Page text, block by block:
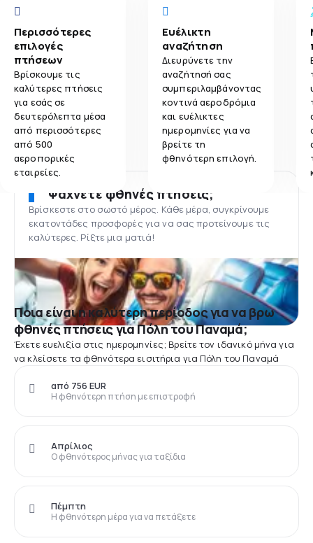
Περισσότερες
επιλογές
πτήσεων
Βρίσκουμε τις
καλύτερες πτήσεις
για εσάς σε
δευτερόλεπτα μέσα
από περισσότερες
από 500
αεροπορικές
εταιρείες.
Ευέλικτη
αναζήτηση
Διευρύνετε την
αναζήτησή σας
συμπεριλαμβάνοντας
κοντινά αεροδρόμια
και ευέλικτες
ημερομηνίες για να
βρείτε τη
φθηνότερη επιλογή.
Ψάχνετε φθηνές πτήσεις;
Βρίσκεστε στο σωστό μέρος. Κάθε μέρα, συγκρίνουμε
εκατοντάδες προσφορές για να σας προτείνουμε τις
καλύτερες. Ρίξτε μια ματιά!
Ποια είναι η καλύτερη περίοδος για να βρω
φθηνές πτήσεις για Πόλη του Παναμά;
Έχετε ευελιξία στις ημερομηνίες; Βρείτε τον ιδανικό μήνα για
να κλείσετε τα φθηνότερα εισιτήρια για Πόλη του Παναμά
Η φθηνότερη πτήση με επιστροφή
από 756 EUR
Ο φθηνότερος μήνας για ταξίδια
Απρίλιος
Η φθηνότερη μέρα για να πετάξετε
Πέμπτη